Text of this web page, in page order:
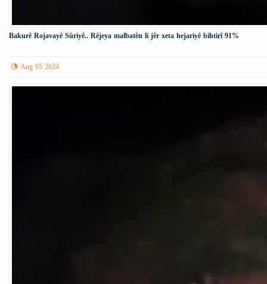
Bakurê Rojavayê Sûriyê.. Rêjeya malbatên li jêr xeta hejariyê bihtirî 91%
Aug 05 2024